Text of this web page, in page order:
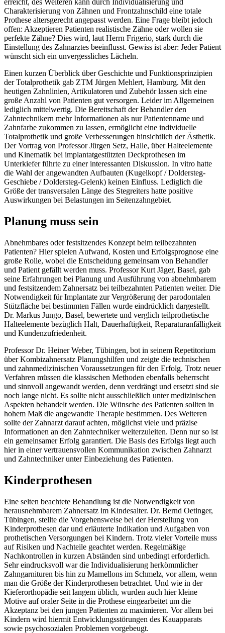
erreicht, des Weiteren kann durch Individualisierung und
Charakterisierung von Zähnen und Frontzahnschild eine totale
Prothese altersgerecht angepasst werden. Eine Frage bleibt jedoch
offen: Akzeptieren Patienten realistische Zähne oder wollen sie
perfekte Zähne? Dies wird, laut Herrn Frigerio, stark durch die
Einstellung des Zahnarztes beeinflusst. Gewiss ist aber: Jeder Patient
wünscht sich ein unvergessliches Lächeln.
Einen kurzen Überblick über Geschichte und Funktionsprinzipien
der Totalprothetik gab ZTM Jürgen Mehlert, Hamburg. Mit den
heutigen Zahnlinien, Artikulatoren und Zubehör lassen sich eine
große Anzahl von Patienten gut versorgen. Leider im Allgemeinen
lediglich mittelwertig. Die Bereitschaft der Behandler den
Zahntechnikern mehr Informationen als nur Patientenname und
Zahnfarbe zukommen zu lassen, ermöglicht eine individuelle
Totalprothetik und große Verbesserungen hinsichtlich der Ästhetik.
Der Vortrag von Professor Jürgen Setz, Halle, über Halteelemente
und Kinematik bei implantatgestützten Deckprothesen im
Unterkiefer führte zu einer interessanten Diskussion. In vitro hatte
die Wahl der angewandten Aufbauten (Kugelkopf / Doldersteg-
Geschiebe / Doldersteg-Gelenk) keinen Einfluss. Lediglich die
Größe der transversalen Länge des Stegreiters hatte positive
Auswirkungen bei Belastungen im Seitenzahngebiet.
Planung muss sein
Abnehmbares oder festsitzendes Konzept beim teilbezahnten
Patienten? Hier spielen Aufwand, Kosten und Erfolgsprognose eine
große Rolle, wobei die Entscheidung gemeinsam von Behandler
und Patient gefällt werden muss. Professor Kurt Jäger, Basel, gab
seine Erfahrungen bei Planung und Ausführung von abnehmbarem
und festsitzendem Zahnersatz bei teilbezahnten Patienten weiter. Die
Notwendigkeit für Implantate zur Vergrößerung der parodontalen
Stützfläche bei bestimmten Fällen wurde eindrücklich dargestellt.
Dr. Markus Jungo, Basel, bewertete und verglich teilprothetische
Halteelemente bezüglich Halt, Dauerhaftigkeit, Reparaturanfälligkeit
und Kundenzufriedenheit.
Professor Dr. Heiner Weber, Tübingen, bot in seinem Repetitorium
über Kombizahnersatz Planungshilfen und zeigte die technischen
und zahnmedizinischen Voraussetzungen für den Erfolg. Trotz neuer
Verfahren müssen die klassischen Methoden ebenfalls beherrscht
und sinnvoll angewandt werden, denn verdrängt und ersetzt sind sie
noch lange nicht. Es sollte nicht ausschließlich unter medizinischen
Aspekten behandelt werden. Die Wünsche des Patienten sollten in
hohem Maß die angewandte Therapie bestimmen. Des Weiteren
sollte der Zahnarzt darauf achten, möglichst viele und präzise
Informationen an den Zahntechniker weiterzuleiten. Denn nur so ist
ein gemeinsamer Erfolg garantiert. Die Basis des Erfolgs liegt auch
hier in einer vertrauensvollen Kommunikation zwischen Zahnarzt
und Zahntechniker unter Einbeziehung des Patienten.
Kinderprothesen
Eine selten beachtete Behandlung ist die Notwendigkeit von
herausnehmbarem Zahnersatz im Kindesalter. Dr. Bernd Oetinger,
Tübingen, stellte die Vorgehensweise bei der Herstellung von
Kinderprothesen dar und erläuterte Indikation und Aufgaben von
prothetischen Versorgungen bei Kindern. Trotz vieler Vorteile muss
auf Risiken und Nachteile geachtet werden. Regelmäßige
Nachkontrollen in kurzen Abständen sind unbedingt erforderlich.
Sehr eindrucksvoll war die Individualisierung herkömmlicher
Zahngarnituren bis hin zu Mamellons im Schmelz, vor allem, wenn
man die Größe der Kinderprothesen betrachtet. Und wie in der
Kieferorthopädie seit langem üblich, wurden auch hier kleine
Motive auf oraler Seite in die Prothese eingearbeitet um die
Akzeptanz bei den jungen Patienten zu maximieren. Vor allem bei
Kindern wird hiermit Entwicklungsstörungen des Kauapparats
sowie psychosozialen Problemen vorgebeugt.